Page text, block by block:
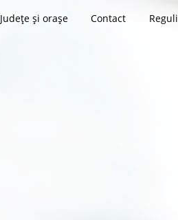
Județe și orașe Contact Reguli